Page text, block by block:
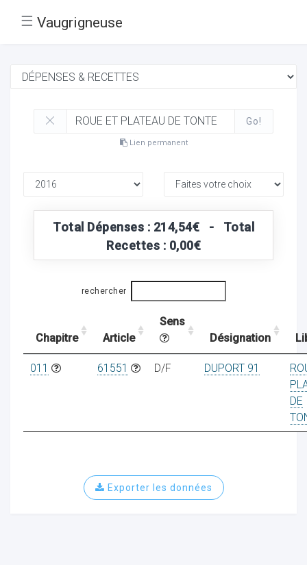
☰ Vaugrigneuse
Go!
Lien permanent
Total Dépenses : 214,54€ - Total
Recettes : 0,00€
rechercher
Chapitre Article
Sens
Désignation
011 61551 D/F DUPORT 91
DE
Exporter les données